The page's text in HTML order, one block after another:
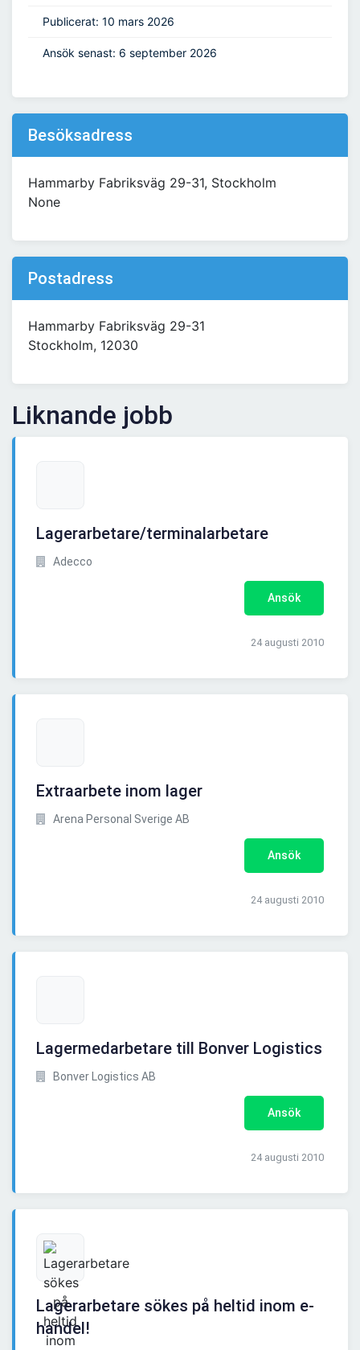
Publicerat: 10 mars 2026
Ansök senast: 6 september 2026
Besöksadress
Hammarby Fabriksväg 29-31, Stockholm
None
Postadress
Hammarby Fabriksväg 29-31
Stockholm, 12030
Liknande jobb
Lagerarbetare/terminalarbetare
Adecco
Ansök
24 augusti 2010
Extraarbete inom lager
Arena Personal Sverige AB
Ansök
24 augusti 2010
Lagermedarbetare till Bonver Logistics
Bonver Logistics AB
Ansök
24 augusti 2010
Lagerarbetare sökes på heltid inom e-
handel!